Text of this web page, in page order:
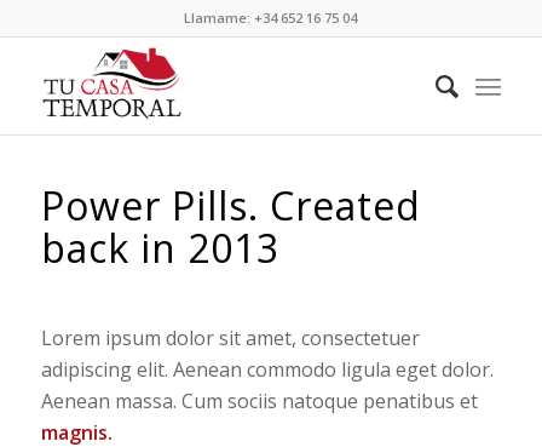
Llamame: +34 652 16 75 04
Power Pills. Created
back in 2013
Lorem ipsum dolor sit amet, consectetuer
adipiscing elit. Aenean commodo ligula eget dolor.
Aenean massa. Cum sociis natoque penatibus et
magnis.